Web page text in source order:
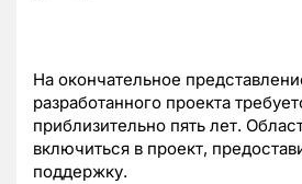
На окончательное
разработанного проекта
приблизительно пять лет.
включиться в проект,
поддержку.